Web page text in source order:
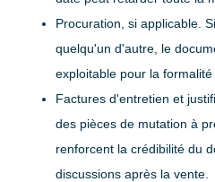
Procuration, si applicable .
quelqu'un d'autre, le
exploitable pour la formalité
Factures d'entretien et
des pièces de mutation à
renforcent la crédibilité du
discussions après la vente.